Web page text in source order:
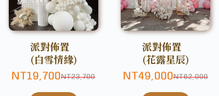
派對佈置
(白雪情緣)
NT23,700
NT19,700
派對佈置
(花露星辰)
NT62,000
NT49,000